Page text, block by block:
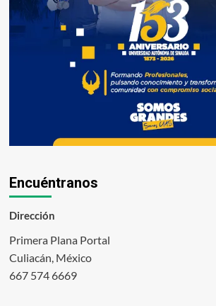
Encuéntranos
Dirección
Primera Plana Portal
Culiacán, México
667 574 6669